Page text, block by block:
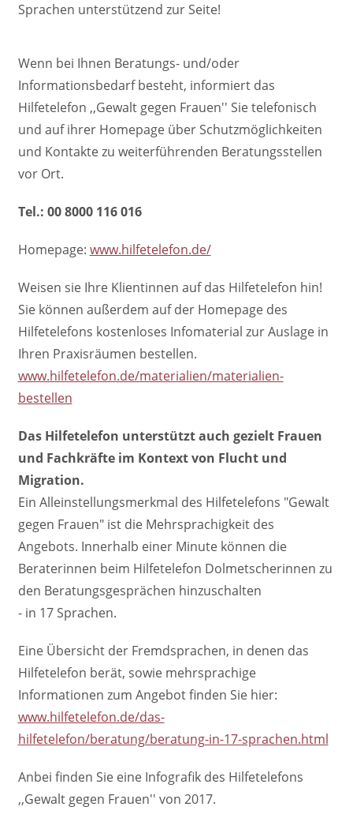
Sprachen unterstützend zur Seite!
Wenn bei Ihnen Beratungs- und/oder
Informationsbedarf besteht, informiert das
Hilfetelefon ,,Gewalt gegen Frauen'' Sie telefonisch
und auf ihrer Homepage über Schutzmöglichkeiten
und Kontakte zu weiterführenden Beratungsstellen
vor Ort.
Tel.: 00 8000 116 016
Homepage: www.hilfetelefon.de/
Weisen sie Ihre Klientinnen auf das Hilfetelefon hin!
Sie können außerdem auf der Homepage des
Hilfetelefons kostenloses Infomaterial zur Auslage in
Ihren Praxisräumen bestellen.
www.hilfetelefon.de/materialien/materialien-
bestellen
Das Hilfetelefon unterstützt auch gezielt Frauen
und Fachkräfte im Kontext von Flucht und
Migration.
Ein Alleinstellungsmerkmal des Hilfetelefons "Gewalt
gegen Frauen" ist die Mehrsprachigkeit des
Angebots. Innerhalb einer Minute können die
Beraterinnen beim Hilfetelefon Dolmetscherinnen zu
den Beratungsgesprächen hinzuschalten
- in 17 Sprachen.
Eine Übersicht der Fremdsprachen, in denen das
Hilfetelefon berät, sowie mehrsprachige
Informationen zum Angebot finden Sie hier:
www.hilfetelefon.de/das-
hilfetelefon/beratung/beratung-in-17-sprachen.html
Anbei finden Sie eine Infografik des Hilfetelefons
,,Gewalt gegen Frauen'' von 2017.